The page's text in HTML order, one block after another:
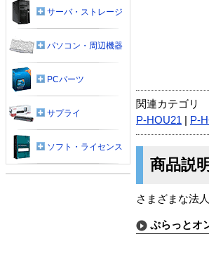
関連カテゴリ
P-HOU21
P-
商品説明
さまざまな法
ぷらっとオ
サーバ・ストレージ
パソコン・周辺機器
PCパーツ
サプライ
ソフト・ライセンス